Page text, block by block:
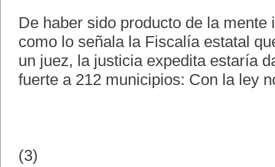
De haber sido producto de la mente
como lo señala la Fiscalía estatal
un juez, la justicia expedita estaría
fuerte a 212 municipios: Con la ley
(3)